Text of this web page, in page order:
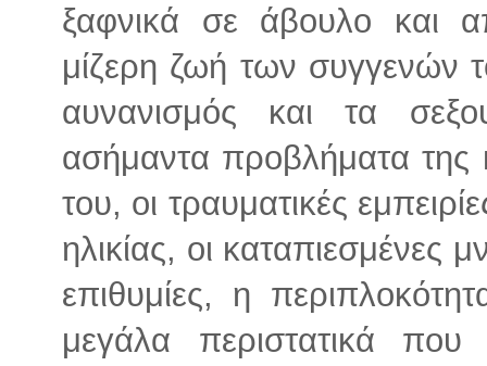
ξαφνικά σε άβουλο και
μίζερη ζωή των συγγενών
αυνανισμός και τα
ασήμαντα προβλήματα της
του, οι τραυματικές
ηλικίας, οι καταπιεσμένες
επιθυμίες, η
μεγάλα περιστατικά